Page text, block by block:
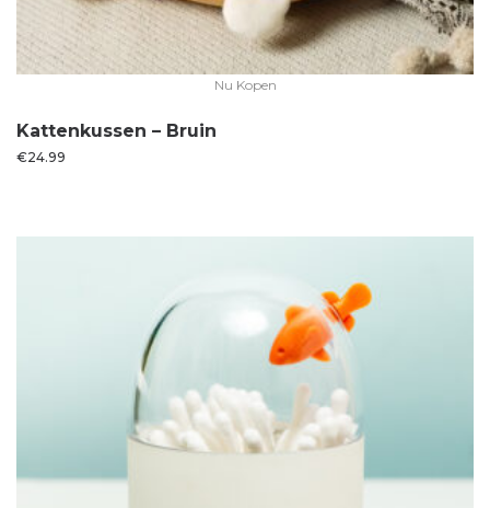
Nu Kopen
Kattenkussen – Bruin
€24.99